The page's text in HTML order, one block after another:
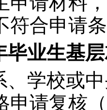
符合申请
毕业生基
、学校或
申请复核